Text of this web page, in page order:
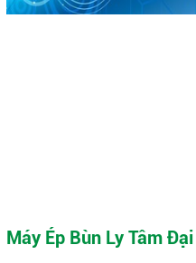
Máy Ép Bùn Ly Tâm